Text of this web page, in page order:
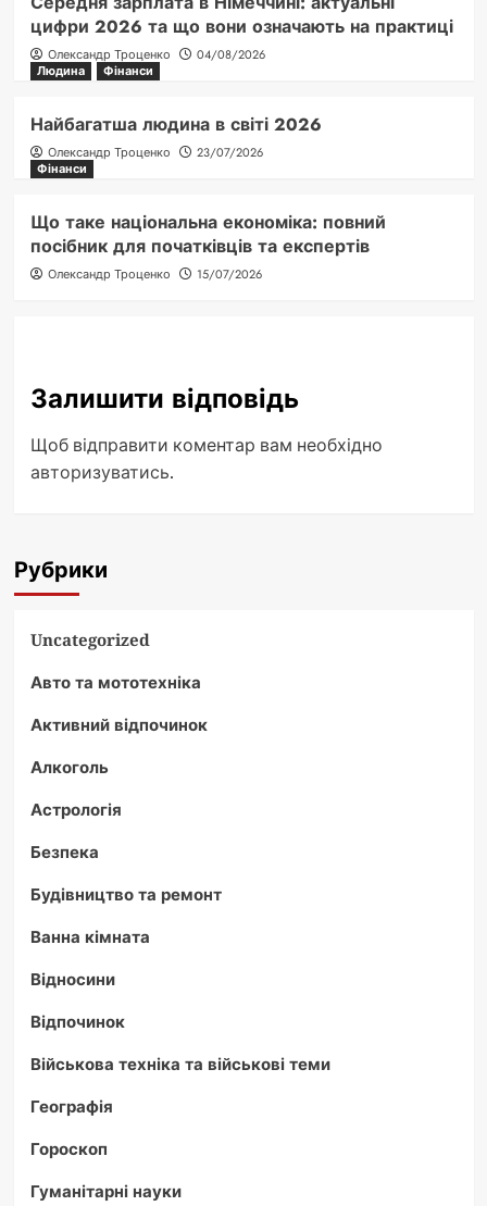
цифри 2026 та що вони означають на практиці
Олександр Троценко
04/08/2026
Людина
Фінанси
Найбагатша людина в світі 2026
Олександр Троценко
23/07/2026
Фінанси
Що таке національна економіка: повний
посібник для початківців та експертів
Олександр Троценко 15/07/2026
Залишити відповідь
Щоб відправити коментар вам необхідно
авторизуватись.
Рубрики
Uncategorized
Авто та мототехніка
Активний відпочинок
Алкоголь
Астрологія
Безпека
Будівництво та ремонт
Ванна кімната
Відносини
Відпочинок
Військова техніка та військові теми
Географія
Гороскоп
Гуманітарні науки